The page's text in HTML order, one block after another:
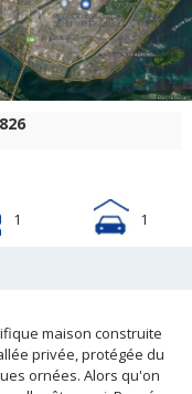
1 1
maison construite
privée, protégée du
ornées. Alors qu'on